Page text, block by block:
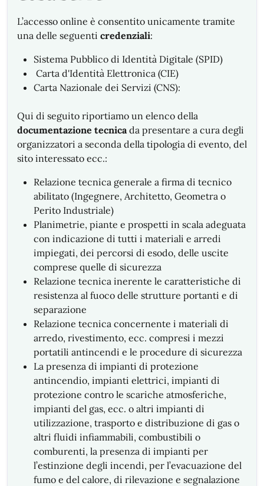
L’accesso online è consentito unicamente tramite
una delle seguenti credenziali:
Sistema Pubblico di Identità Digitale (SPID)
Carta d'Identità Elettronica (CIE)
Carta Nazionale dei Servizi (CNS):
Qui di seguito riportiamo un elenco della
documentazione tecnicada presentare a cura degli
organizzatori a seconda della tipologia di evento, del
sito interessato ecc.:
Relazione tecnica generale a firma di tecnico
abilitato (Ingegnere, Architetto, Geometra o
Perito Industriale)
Planimetrie, piante e prospetti in scala adeguata
con indicazione di tutti i materiali e arredi
impiegati, dei percorsi di esodo, delle uscite
comprese quelle di sicurezza
Relazione tecnica inerente le caratteristiche di
resistenza al fuoco delle strutture portanti e di
separazione
Relazione tecnica concernente i materiali di
arredo, rivestimento, ecc. compresi i mezzi
portatili antincendi e le procedure di sicurezza
La presenza di impianti di protezione
antincendio, impianti elettrici, impianti di
protezione contro le scariche atmosferiche,
impianti del gas, ecc. o altri impianti di
utilizzazione, trasporto e distribuzione di gas o
altri fluidi infiammabili, combustibili o
comburenti, la presenza di impianti per
l’estinzione degli incendi, per l’evacuazione del
fumo e del calore, di rilevazione e segnalazione